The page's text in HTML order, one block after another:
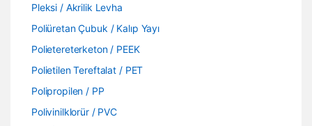
Pleksi / Akrilik Levha
Poliüretan Çubuk / Kalıp Yayı
Polietereterketon / PEEK
Polietilen Tereftalat / PET
Polipropilen / PP
Polivinilklorür / PVC